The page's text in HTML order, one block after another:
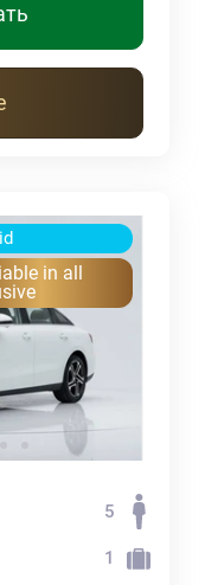
in all
5
1